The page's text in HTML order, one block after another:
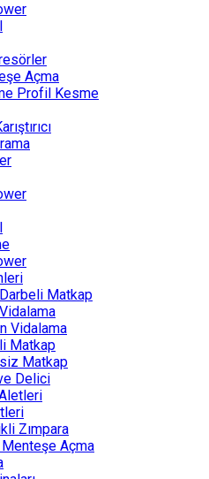
Açma
Profil Kesme
Matkap
Vidalama
Matkap
Matkap
ve Delici
Zımpara
Açma